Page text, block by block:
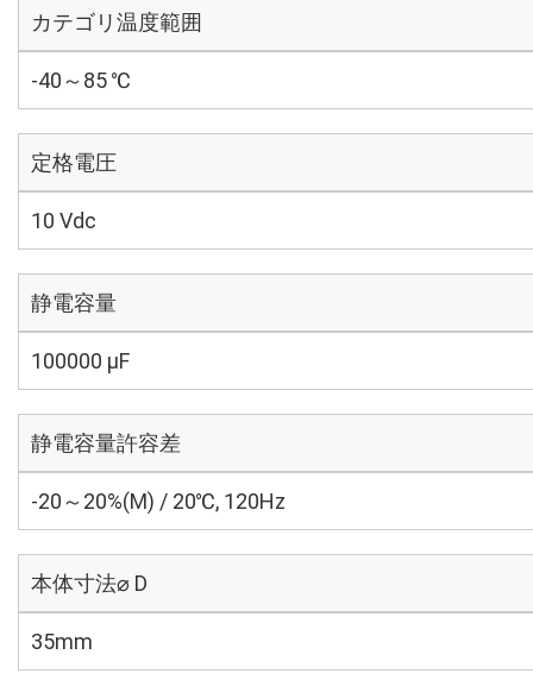
カテゴリ温度範囲
-40～85 ℃
定格電圧
10 Vdc
静電容量
100000 µF
静電容量許容差
-20～20%(M) / 20℃, 120Hz
本体寸法⌀ D
35mm